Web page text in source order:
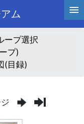
ム
ープ選択
プ)
(目録)